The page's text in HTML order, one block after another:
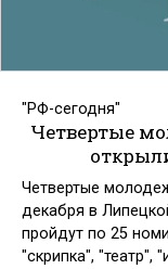
"РФ-сегодня"
Четвертые
Четвертые
декабря в
пройдут по 25
"скрипка", "театр",